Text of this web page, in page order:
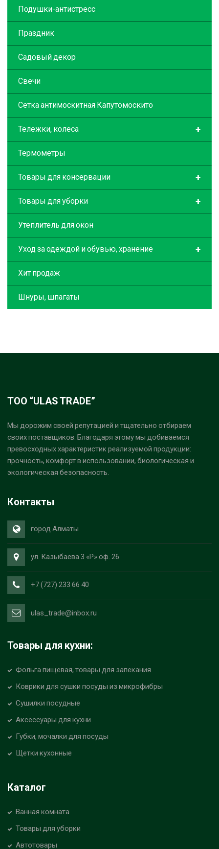
Подушки-антистресс
Праздник
Садовый декор
Свечи
Сетка антимоскитная Капутомоскито
+
Тележки, колеса
Термометры
+
Товары для консервации
+
Товары для уборки
Утеплитель для окон
+
Уход за одеждой и обувью, хранение
Хит продаж
Шнуры, шпагаты
ТОО “ULAS TRADE”
Мы дорожим своей репутацией и тщательно отбираем
своих поставщиков. Благодаря этому мы добиваемся
превосходных характеристик реализуемой продукции:
прочность, комфорт в использовании, биологическая и
экологическая безопасность.
Контакты
город Алматы
ул. Казыбаева 3 «Р» оф. 26
+7 (727) 233 66 40
ulas_trade@inbox.ru
Товары для кухни:
Фольга пищевая, товары для запекания
Коврики для сушки посуды из микрофибры
Сушилки посудные
Аксессуары для кухни
Губки, мочалки для посуды
Щетки кухонные
Каталог
Ванная комната
Товары для уборки
Автотовары